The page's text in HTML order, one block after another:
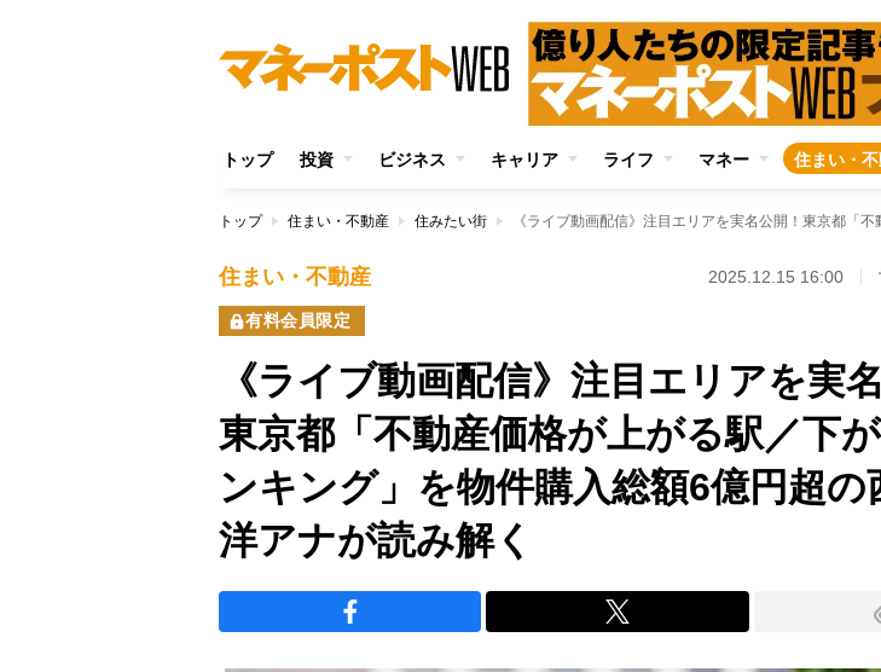
トップ 投資 ビジネス キャリア ライフ マネー 住まい・
トップ 住まい・不動産 住みたい街
住まい・不動産 2025.12.15 16:00
有料会員限定
《ライブ動画配信》注目エリアを実
東京都「不動産価格が上がる駅／下
ンキング」を物件購入総額6億円超の
洋アナが読み解く